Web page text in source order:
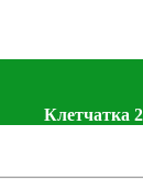
Клетчатка